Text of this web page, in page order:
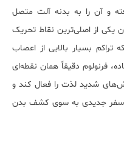
و آن را به بدنه آلت متصل
یکی از اصلی‌ترین نقاط تحریک
بسیار بالایی از اعصاب
فرنولوم دقیقاً همان نقطه‌ای
شدید لذت را فعال کند و
سفر جدیدی به سوی کشف بدن